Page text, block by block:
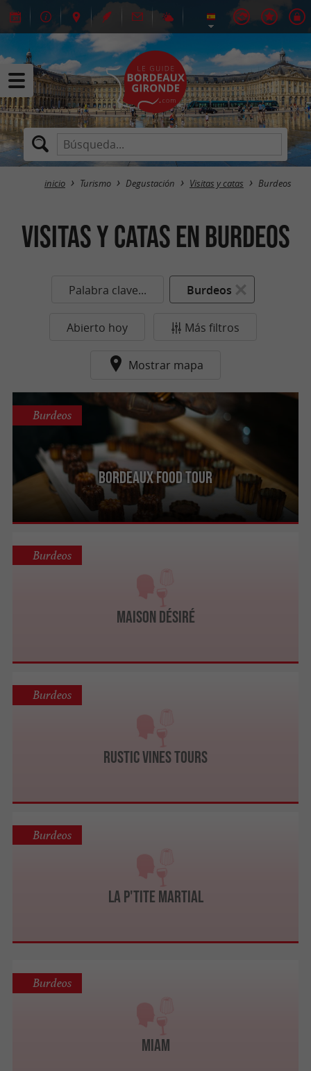
inicio Turismo Degustación Visitas y catas Burdeos
Visitas y catas en Burdeos
Palabra clave... Burdeos
Abierto hoy Más filtros
Mostrar mapa
Bordeaux Food Tour
Burdeos
Maison Désiré
Burdeos
Rustic Vines Tours
Burdeos
La P'tite Martial
Burdeos
Miam
Burdeos